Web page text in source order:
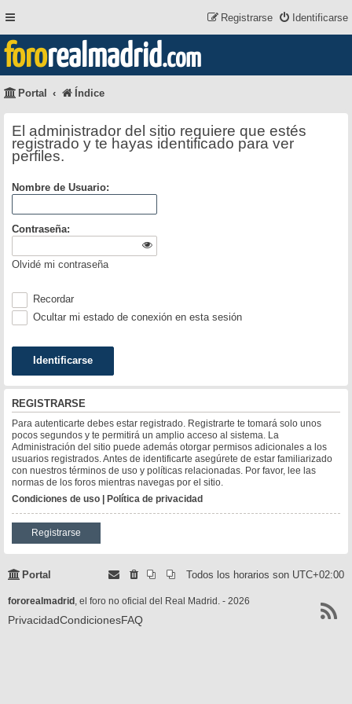
Identificarse
Registrarse
fororealmadrid.com
Portal Índice
El administrador del sitio requiere que estés
registrado y te hayas identificado para ver
perfiles.
Nombre de Usuario:
Contraseña:
Olvidé mi contraseña
Recordar
Ocultar mi estado de conexión en esta sesión
REGISTRARSE
Para autenticarte debes estar registrado. Registrarte te tomará solo unos
pocos segundos y te permitirá un amplio acceso al sistema. La
Administración del sitio puede además otorgar permisos adicionales a los
usuarios registrados. Antes de identificarte asegúrete de estar familiarizado
con nuestros términos de uso y políticas relacionadas. Por favor, lee las
normas de los foros mientras navegas por el sitio.
Condiciones de uso | Política de privacidad
Registrarse
Portal Todos los horarios son UTC+02:00
fororealmadrid , el foro no oficial del Real Madrid. - 2026
PrivacidadCondicionesFAQ